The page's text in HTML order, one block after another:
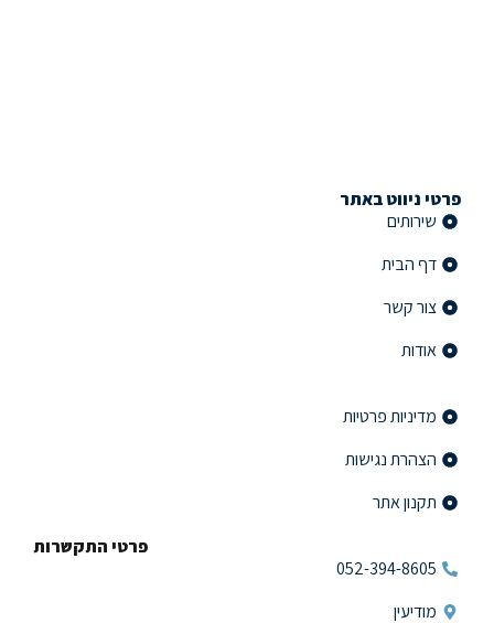
פרטי ניווט באתר
שירותים
דף הבית
צור קשר
אודות
מדיניות פרטיות
הצהרת נגישות
תקנון אתר
פרטי התקשרות
052-394-8605
מודיעין